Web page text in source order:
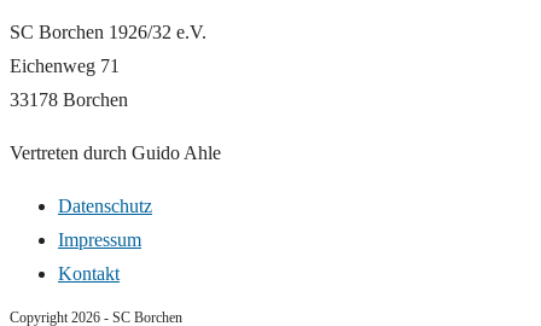
SC Borchen 1926/32 e.V.
Eichenweg 71
33178 Borchen
Vertreten durch Guido Ahle
Datenschutz
Impressum
Kontakt
Copyright 2026 - SC Borchen